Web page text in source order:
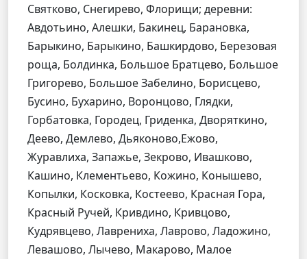
Святково, Снегирево, Флорищи; деревни:
Авдотьино, Алешки, Бакинец, Барановка,
Барыкино, Барыкино, Башкирдово, Березовая
роща, Болдинка, Большое Братцево, Большое
Григорево, Большое Забелино, Борисцево,
Бусино, Бухарино, Воронцово, Глядки,
Горбатовка, Городец, Гриденка, Дворяткино,
Деево, Демлево, Дьяконово,Ежово,
Журавлиха, Запажье, Зекрово, Ивашково,
Кашино, Клементьево, Кожино, Конышево,
Копылки, Косковка, Костеево, Красная Гора,
Красный Ручей, Кривдино, Кривцово,
Кудрявцево, Лаврениха, Лаврово, Ладожино,
Левашово, Лычево, Макарово, Малое